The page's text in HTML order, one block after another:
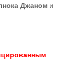
Джаном и